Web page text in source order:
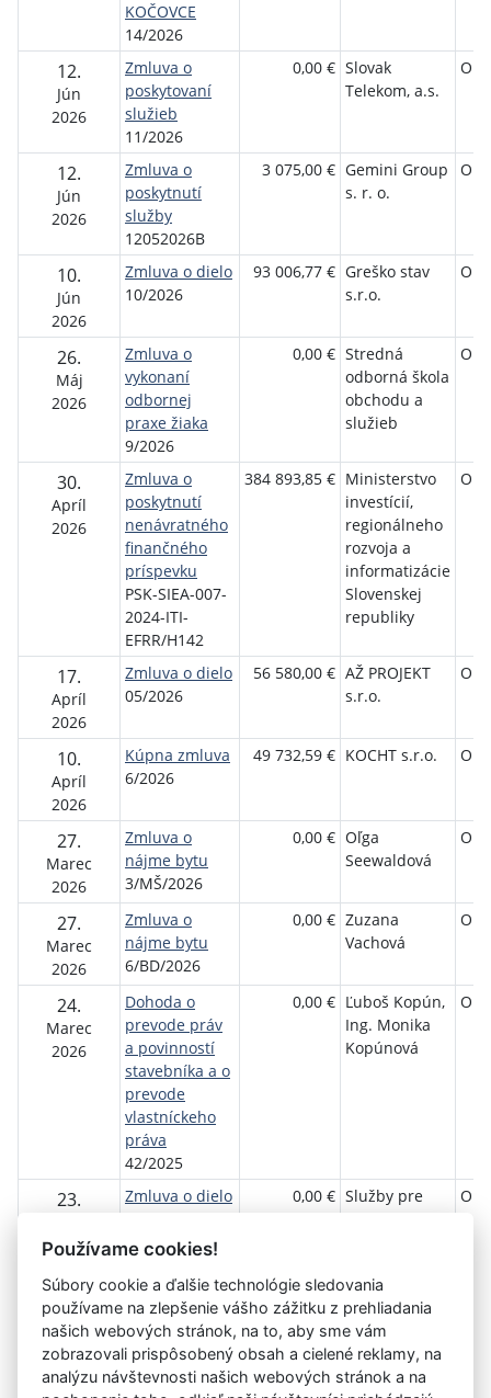
KOČOVCE
14/2026
12.
Jún
2026
Zmluva o
poskytovaní
služieb
11/2026
0,00 € Slovak
Telekom, a.s.
12.
Jún
2026
Zmluva o
poskytnutí
služby
12052026B
3 075,00 € Gemini Group
s. r. o.
10.
Jún
2026
Zmluva o dielo
10/2026
93 006,77 € Greško stav
s.r.o.
26.
Máj
2026
Zmluva o
vykonaní
odbornej
praxe žiaka
9/2026
0,00 € Stredná
odborná škola
obchodu a
služieb
30.
Apríl
2026
Zmluva o
poskytnutí
nenávratného
finančného
príspevku
PSK-SIEA-007-
2024-ITI-
EFRR/H142
384 893,85 € Ministerstvo
investícií,
regionálneho
rozvoja a
informatizácie
Slovenskej
republiky
17.
Apríl
2026
Zmluva o dielo
05/2026
56 580,00 € AŽ PROJEKT
s.r.o.
10.
Apríl
2026
Kúpna zmluva
6/2026
49 732,59 € KOCHT s.r.o.
27.
Marec
2026
Zmluva o
nájme bytu
3/MŠ/2026
0,00 € Oľga
Seewaldová
27.
Marec
2026
Zmluva o
nájme bytu
6/BD/2026
0,00 € Zuzana
Vachová
24.
Marec
2026
Dohoda o
prevode práv
a povinností
stavebníka a o
prevode
vlastníckeho
práva
42/2025
0,00 € Ľuboš Kopún,
Ing. Monika
Kopúnová
23.
2026
Zmluva o dielo
0,00 € Služby pre
1Aktuálna
stránka
1
2 3 4 5 6 7 8 9 10
»
Používame cookies!
Súbory cookie a ďalšie technológie sledovania
používame na zlepšenie vášho zážitku z prehliadania
našich webových stránok, na to, aby sme vám
zobrazovali prispôsobený obsah a cielené reklamy, na
analýzu návštevnosti našich webových stránok a na